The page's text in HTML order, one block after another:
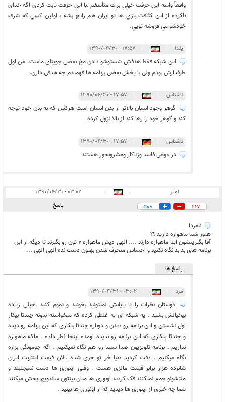
واقعاً واسه اين حرفت خيلي برات متأسفم .با اين حرفت ثابت كردي اگه خداي
ناكرده از اين كثافت بازي ها تو ايران هم رايج بشه ، اولين كسي كه شرف
خودشو مي فروشه تويي.
یلدا ۱۷:۵۷ - ۱۳۹۰/۰۴/۳۰
این شبکه فقط هدفش شستوشو دادن مخ بعضی جوینای ماست. من اول
طرفدارش بودم ولی با پخش بعضی برنامه ها فهمیدم چه هدفی دارن.
ناشناس ۱۷:۵۷ - ۱۳۹۰/۰۴/۳۰
گوهر وجود انسان بالاتر از بدن انسان است هرکس که به بدن خود توجه
کند و گوهر خود را رها کند از بالا نزول کرده
ناشناس ۱۷:۵۷ - ۱۳۹۰/۰۴/۳۰
در عوض فاسد وزناکار ومشروبخور هستند
امیر |
|
۰۳:۰۲ - ۱۳۹۰/۰۴/۳۱
217
508 پاسخ
نامردا
هنوز شما ماهواره دارید ؟؟
آقا بگیرینشون اینا ماهواره دارند .... الهی دیش ماهواره ء تون رو بگیرند تا دیگه از این
برنامه های بد بد نگاه نکنید و احساس منحرف شدن بهتون دست نده الهی الهی ...
پاسخ ها
مرد ۰۳:۰۲ - ۱۳۹۰/۰۴/۳۱
دوستان نظرات را تا پایانش نمیتونید بخونید و تموم کنید .خیلی زیاده
بیخیالش بشید . یه شبکه ای یه غلطی کرده که میخواسته بدونه چندتا بیکار
اول نشستن و این برنامه رو دیدن و دوباره چندتا بیکاری که این برنامه رو دیده
و چندتا بیکاری که این برنامه رو ندیده اومده اینجا نظر داده . ماکه ماهواره
نداریم . برنامه تلویزیون صدا سیما رو هم نگاه نمیکنیم . اگه جومونگی بزاره
نگاه میکنیم . دقت کردید دنیا خر تو خری شده .الان قیمت اینترنت ایران
شانزده هزار برابر قیمت مالزی هست . وقتی اینوری ها دست نمیجنبند و
ملتشونو جمع نمیکنند فک کردید اونوری ها میان بینتون ساندویچ پخش میکنند
شما چه خیری از اینوری ها دیدید که از اونوری ها بینید .